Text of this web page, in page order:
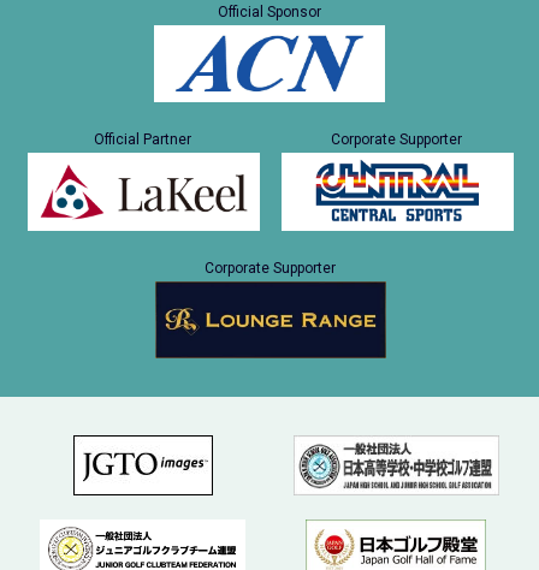
Official Sponsor
Official Partner Corporate Supporter
Corporate Supporter